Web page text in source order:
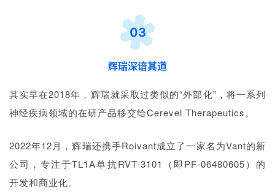
03
辉瑞深谙其道
其实早在2018年，辉瑞就采取过类似的“外部化”，将一系列
神经疾病领域的在研产品移交给Cerevel Therapeutics。
2022年12月，辉瑞还携手Roivant成立了一家名为Vant的新
公司，专注于TL1A单抗RVT-3101（即PF-06480605）的
开发和商业化。